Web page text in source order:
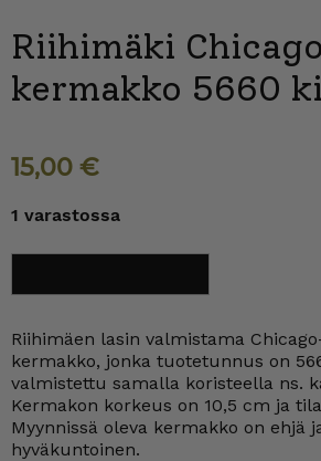
Riihimäki Chicago
kermakko 5660
15,00 €
1 varastossa
kermakko
määrä
Riihimäen lasin valmistama
kermakko, jonka tuotetunnus on
valmistettu samalla koristeella ns.
Kermakon korkeus on 10,5 cm ja
Myynnissä oleva kermakko on ehjä
hyväkuntoinen.